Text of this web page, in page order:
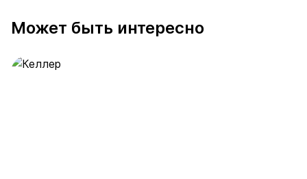
Может быть интересно